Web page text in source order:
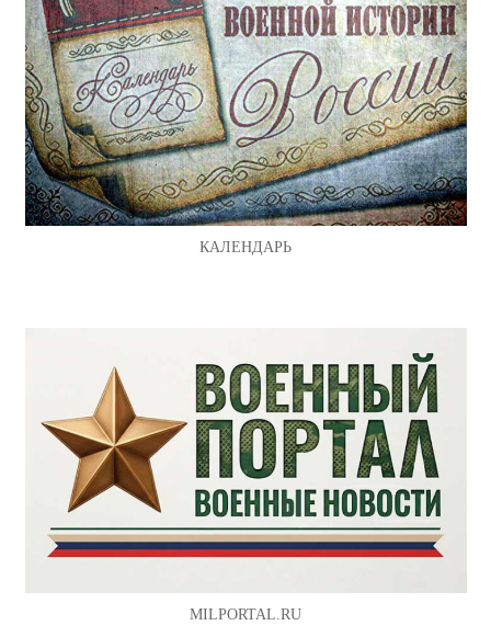
КАЛЕНДАРЬ
MILPORTAL.RU